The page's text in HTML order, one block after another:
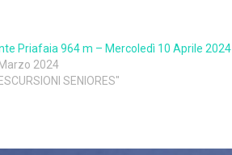
Priafaia 964 m – Mercoledì 10 Aprile 2024
2024
SENIORES"